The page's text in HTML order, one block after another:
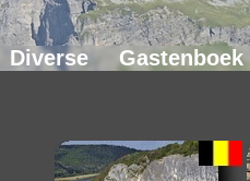
Diverse Gastenboek